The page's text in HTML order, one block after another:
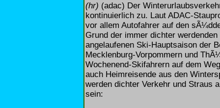
(hr) (adac) Der
kontinuierlich zu. Laut ADAC-
vor allem Autofahrer auf den
Grund der immer dichter
angelaufenen Ski-Hauptsaison der
Mecklenburg-Vorpommern und
Wochenend-Skifahrern auf dem
auch Heimreisende aus den
werden dichter Verkehr und Straus
sein: